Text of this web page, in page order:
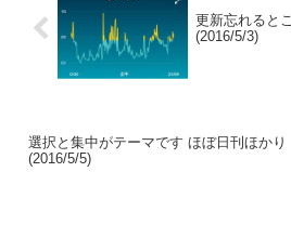
更新忘れると
(2016/5/3)
選択と集中がテーマです ほぼ日刊ほかり
(2016/5/5)